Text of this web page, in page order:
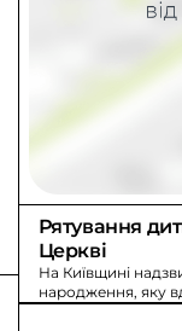
Рятування
Церкві
На Київщині
народження, яку
вагона-цистерни